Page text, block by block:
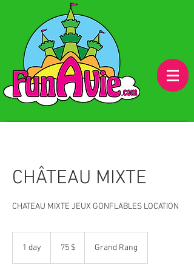
CHÂTEAU MIXTE
CHATEAU MIXTE JEUX GONFLABLES LOCATION
1 day
canadiens
75 $ Grand Rang